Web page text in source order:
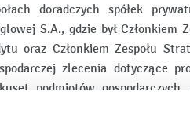
doradczych spółek
S.A., gdzie był Członkiem
oraz Członkiem Zespołu
zlecenia dotyczące
podmiotów
Elektrownia Połaniec,
PKP, sądów w Polsce, PIP,